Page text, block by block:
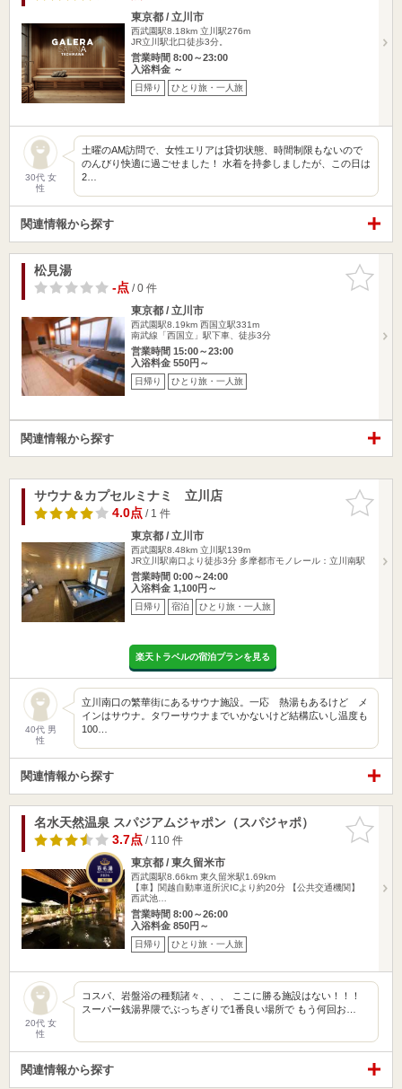
東京都 / 立川市
西武園駅8.18km 立川駅276m
JR立川駅北口徒歩3分。
営業時間 8:00～23:00
入浴料金 ～
日帰り ひとり旅・一人旅
30代 女
性
土曜のAM訪問で、女性エリアは貸切状態、時間制限もないので
のんびり快適に過ごせました！ 水着を持参しましたが、この日は
2…
関連情報から探す
お気に入
りに追加
松見湯
-点/ 0 件
東京都 / 立川市
西武園駅8.19km 西国立駅331m
南武線「西国立」駅下車、徒歩3分
営業時間 15:00～23:00
入浴料金 550円～
日帰り ひとり旅・一人旅
関連情報から探す
お気に入
りに追加
サウナ＆カプセルミナミ 立川店
4.0点/ 1 件
東京都 / 立川市
西武園駅8.48km 立川駅139m
JR立川駅南口より徒歩3分 多摩都市モノレール：立川南駅
営業時間 0:00～24:00
入浴料金 1,100円～
日帰り 宿泊 ひとり旅・一人旅
楽天トラベルの宿泊プランを見る
40代 男
性
立川南口の繁華街にあるサウナ施設。一応 熱湯もあるけど メ
インはサウナ。タワーサウナまでいかないけど結構広いし温度も
100…
関連情報から探す
お気に入
りに追加
名水天然温泉 スパジアムジャポン（スパジャポ）
3.7点/ 110 件
東京都 / 東久留米市
西武園駅8.66km 東久留米駅1.69km
【車】関越自動車道所沢ICより約20分 【公共交通機関】
西武池…
営業時間 8:00～26:00
入浴料金 850円～
日帰り ひとり旅・一人旅
20代 女
性
コスパ、岩盤浴の種類諸々、、、 ここに勝る施設はない！！！
スーパー銭湯界隈でぶっちぎりで1番良い場所で もう何回お…
関連情報から探す